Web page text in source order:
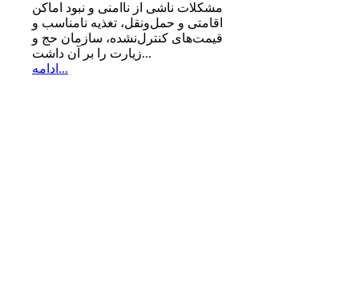
مشكلات ناشی از ناامنی و نبود اماكن
اقامتی و حمل‌ونقل، تغذیه‌ نامناسب و
قیمت‌های كنترل‌نشده، سازمان حج و
زیارت را بر آن داشت...
ادامه...